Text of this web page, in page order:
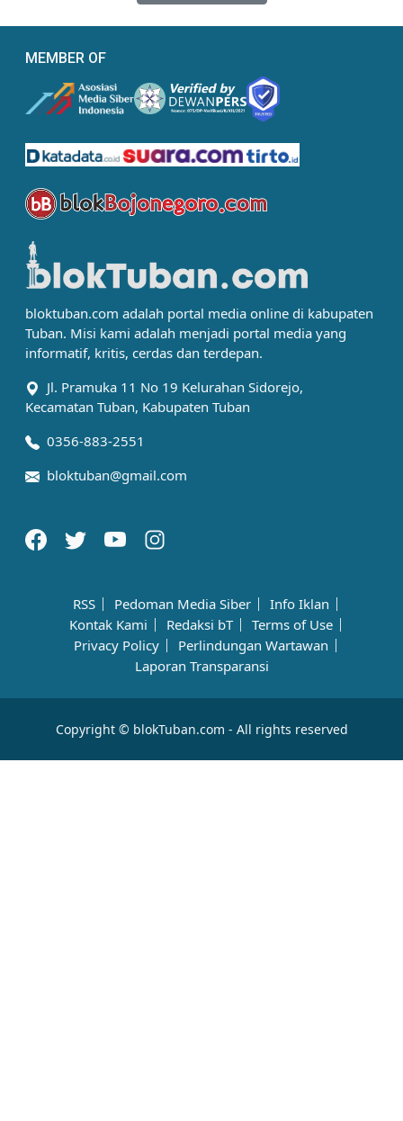
MEMBER OF
bloktuban.com adalah portal media online di kabupaten
Tuban. Misi kami adalah menjadi portal media yang
informatif, kritis, cerdas dan terdepan.
Jl. Pramuka 11 No 19 Kelurahan Sidorejo,
Kecamatan Tuban, Kabupaten Tuban
0356-883-2551
bloktuban@gmail.com
RSS Pedoman Media Siber
Info Iklan
Kontak Kami
Redaksi bT
Terms of Use
Privacy Policy
Perlindungan Wartawan
Laporan Transparansi
Copyright © blokTuban.com - All rights reserved